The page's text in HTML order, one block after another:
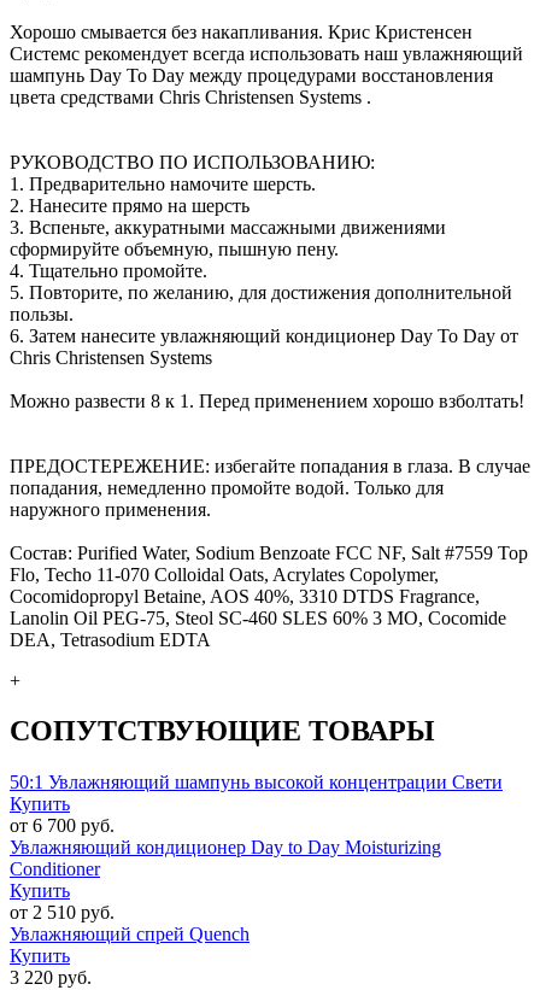
Хорошо смывается без накапливания. Крис Кристенсен
Системс рекомендует всегда использовать наш увлажняющий
шампунь Day To Day между процедурами восстановления
цвета средствами Сhris Christensen Systems .
РУКОВОДСТВО ПО ИСПОЛЬЗОВАНИЮ:
1. Предварительно намочите шерсть.
2. Нанесите прямо на шерсть
3. Вспеньте, аккуратными массажными движениями
сформируйте объемную, пышную пену.
4. Тщательно промойте.
5. Повторите, по желанию, для достижения дополнительной
пользы.
6. Затем нанесите увлажняющий кондиционер Day To Day от
Сhris Christensen Systems
Можно развести 8 к 1. Перед применением хорошо взболтать!
ПРЕДОСТЕРЕЖЕНИЕ: избегайте попадания в глаза. В случае
попадания, немедленно промойте водой. Только для
наружного применения.
Состав: Purified Water, Sodium Benzoate FCC NF, Salt #7559 Top
Flo, Techo 11-070 Colloidal Oats, Acrylates Copolymer,
Cocomidopropyl Betaine, AOS 40%, 3310 DTDS Fragrance,
Lanolin Oil PEG-75, Steol SC-460 SLES 60% 3 MO, Cocomide
DEA, Tetrasodium EDTA
+
СОПУТСТВУЮЩИЕ ТОВАРЫ
50:1 Увлажняющий шампунь высокой концентрации Свети
Купить
от 6 700 руб.
Увлажняющий кондиционер Day to Day Moisturizing
Conditioner
Купить
от 2 510 руб.
Увлажняющий спрей Quench
Купить
3 220 руб.